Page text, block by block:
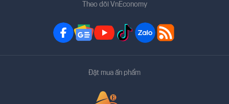
Theo dõi VnEconomy
Đặt mua ấn phẩm